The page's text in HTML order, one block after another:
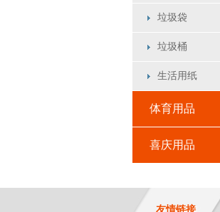
垃圾袋
垃圾桶
生活用纸
体育用品
喜庆用品
友情链接